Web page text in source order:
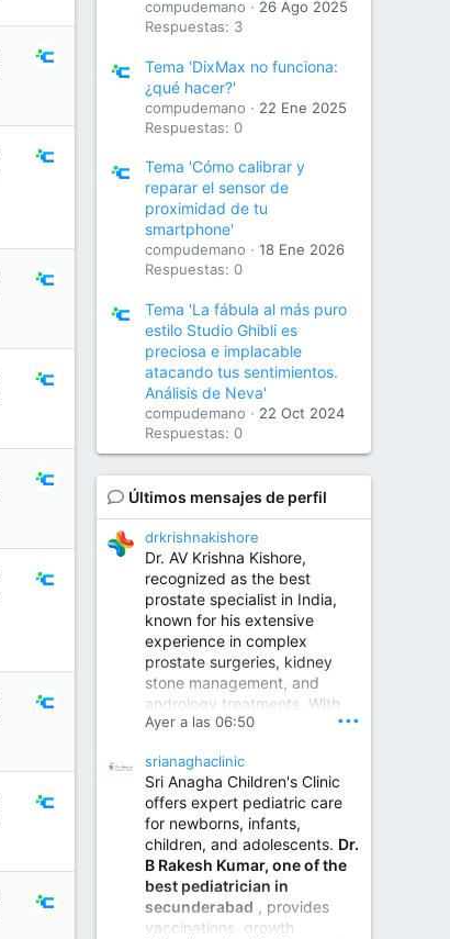
compudemano
26 Ago 2025
Respuestas: 3
Tema 'DixMax no funciona:
¿qué hacer?'
compudemano
22 Ene 2025
Respuestas: 0
Tema 'Cómo calibrar y
reparar el sensor de
proximidad de tu
smartphone'
compudemano
18 Ene 2026
Respuestas: 0
Tema 'La fábula al más puro
estilo Studio Ghibli es
preciosa e implacable
atacando tus sentimientos.
Análisis de Neva'
compudemano
22 Oct 2024
Respuestas: 0
Últimos mensajes de perfil
drkrishnakishore
Dr. AV Krishna Kishore,
recognized as the best
prostate specialist in India,
known for his extensive
experience in complex
prostate surgeries, kidney
stone management, and
andrology treatments. With
years of surgical practice and
invasive and robotic
techniques.
Best Urologist in Vijayawada | Urology Specialist in Vijayawada
Dr. A. V. Krishna Kishore,
the Best Urologist...
www.drkrishnakishore.com
Ayer a las 06:50 •••
srianaghaclinic
Sri Anagha Children's Clinic
offers expert pediatric care
for newborns, infants,
children, and adolescents. Dr.
B Rakesh Kumar, one of the
best pediatrician in
secunderabad , provides
vaccinations, growth